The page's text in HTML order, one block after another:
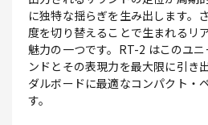
に独特な揺らぎを生み出します。
度を切り替えることで生まれるリ
魅力の一つです。RT-2 はこのユ
ンドとその表現力を最大限に引き
ダルボードに最適なコンパクト・
す。